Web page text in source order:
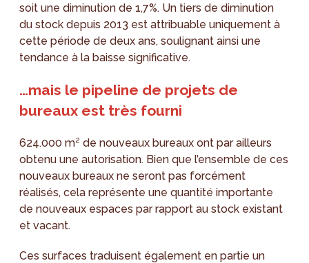
soit une diminution de 1,7%. Un tiers de diminution
du stock depuis 2013 est attribuable uniquement à
cette période de deux ans, soulignant ainsi une
tendance à la baisse significative.
…mais le pipeline de projets de
bureaux est très fourni
624.000 m² de nouveaux bureaux ont par ailleurs
obtenu une autorisation. Bien que l’ensemble de ces
nouveaux bureaux ne seront pas forcément
réalisés, cela représente une quantité importante
de nouveaux espaces par rapport au stock existant
et vacant.
Ces surfaces traduisent également en partie un